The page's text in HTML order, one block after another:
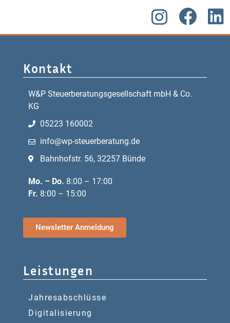
Kontakt
W&P Steuerberatungsgesellschaft mbH & Co.
KG
05223 160002
info@wp-steuerberatung.de
Bahnhofstr. 56, 32257 Bünde
Mo. – Do. 8:00 – 17:00
Fr. 8:00 – 15:00
Newsletter Anmeldung
Leistungen
Jahresabschlüsse
Digitalisierung